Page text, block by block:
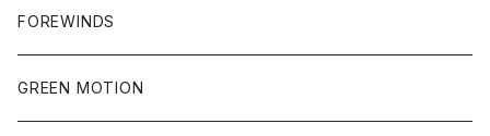
FOREWINDS
GREEN MOTION